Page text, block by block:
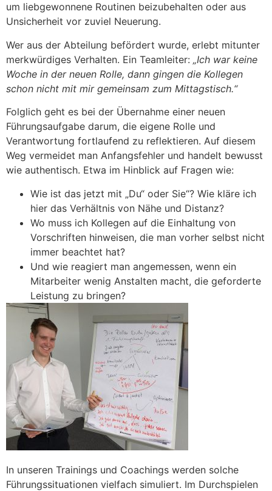
um liebgewonnene Routinen beizubehalten oder aus
Unsicherheit vor zuviel Neuerung.
Wer aus der Abteilung befördert wurde, erlebt mitunter
merkwürdiges Verhalten. Ein Teamleiter: „Ich war keine
Woche in der neuen Rolle, dann gingen die Kollegen
schon nicht mit mir gemeinsam zum Mittagstisch.“
Folglich geht es bei der Übernahme einer neuen
Führungsaufgabe darum, die eigene Rolle und
Verantwortung fortlaufend zu reflektieren. Auf diesem
Weg vermeidet man Anfangsfehler und handelt bewusst
wie authentisch. Etwa im Hinblick auf Fragen wie:
Wie ist das jetzt mit „Du“ oder Sie“? Wie kläre ich
hier das Verhältnis von Nähe und Distanz?
Wo muss ich Kollegen auf die Einhaltung von
Vorschriften hinweisen, die man vorher selbst nicht
immer beachtet hat?
Und wie reagiert man angemessen, wenn ein
Mitarbeiter wenig Anstalten macht, die geforderte
Leistung zu bringen?
In unseren Trainings und Coachings werden solche
Führungssituationen vielfach simuliert. Im Durchspielen